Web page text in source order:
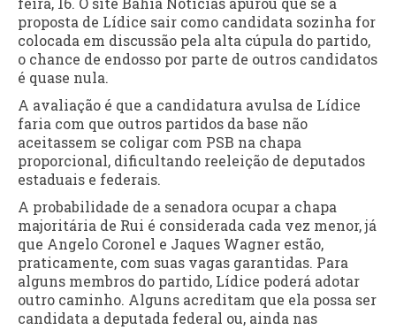
proposta de Lídice sair como candidata sozinha for
colocada em discussão pela alta cúpula do partido,
o chance de endosso por parte de outros candidatos
é quase nula.
A avaliação é que a candidatura avulsa de Lídice
faria com que outros partidos da base não
aceitassem se coligar com PSB na chapa
proporcional, dificultando reeleição de deputados
estaduais e federais.
A probabilidade de a senadora ocupar a chapa
majoritária de Rui é considerada cada vez menor, já
que Angelo Coronel e Jaques Wagner estão,
praticamente, com suas vagas garantidas. Para
alguns membros do partido, Lídice poderá adotar
outro caminho. Alguns acreditam que ela possa ser
candidata a deputada federal ou, ainda nas